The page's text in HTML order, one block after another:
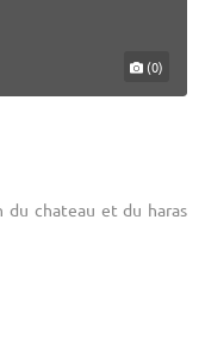
(0)
du chateau et du haras